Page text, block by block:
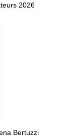
2026
Bertuzzi